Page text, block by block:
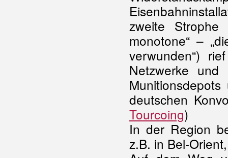
zweite
monotone“ –
verwunden“)
Netzwerke
deutschen
Tourcoing)
In der Region
z.B. in Bel-